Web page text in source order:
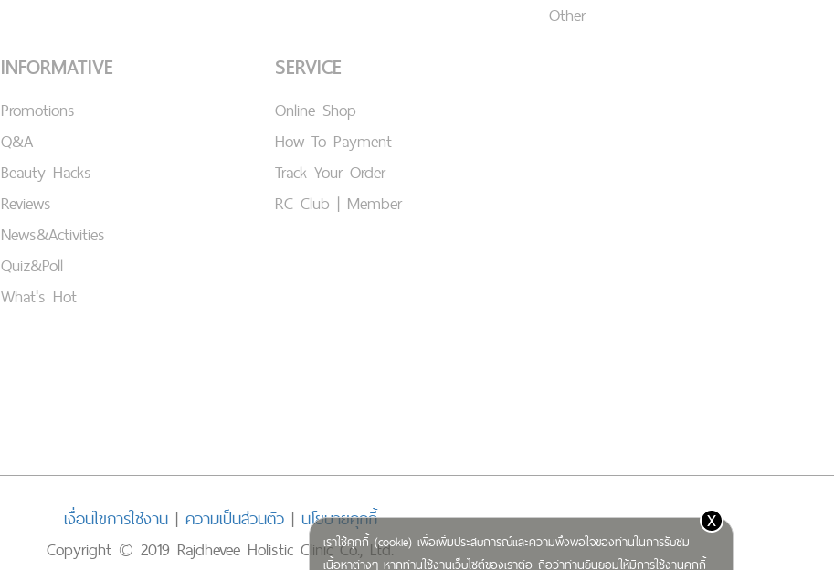
เราใช้คุกกี้ (cookie) เพื่อเพิ่มประสบการณ์และความพึงพอใจของท่านในการรับชม
เนื้อหาต่างๆ หากท่านใช้งานเว็บไซต์ของเราต่อ ถือว่าท่านยินยอมให้มีการใช้งานคุกกี้
x
Other
INFORMATIVE
Promotions
Q&A
Beauty Hacks
Reviews
News&Activities
Quiz&Poll
What's Hot
SERVICE
Online Shop
How To Payment
Track Your Order
RC Club | Member
เงื่อนไขการใช้งาน| ความเป็นส่วนตัว| นโยบายคุกกี้
Copyright © 2019 Rajdhevee Holistic Clinic Co., Ltd.